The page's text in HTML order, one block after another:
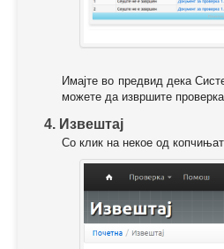
Имајте во предвид дека
можете да извршите
4. Извештај
Со клик на некое од